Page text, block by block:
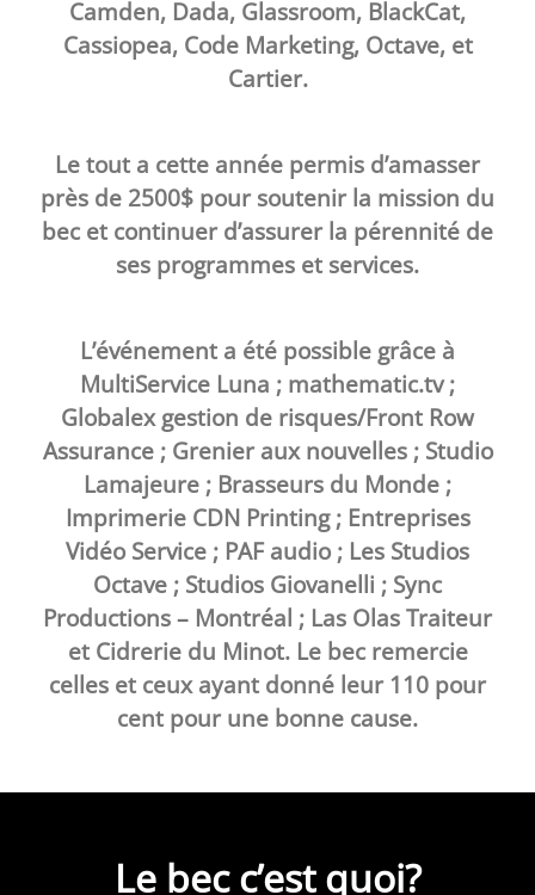
Camden, Dada, Glassroom, BlackCat,
Cassiopea, Code Marketing, Octave, et
Cartier.
Le tout a cette année permis d’amasser
près de 2500$ pour soutenir la mission du
bec et continuer d’assurer la pérennité de
ses programmes et services.
L’événement a été possible grâce à
MultiService Luna ; mathematic.tv ;
Globalex gestion de risques/Front Row
Assurance ; Grenier aux nouvelles ; Studio
Lamajeure ; Brasseurs du Monde ;
Imprimerie CDN Printing ; Entreprises
Vidéo Service ; PAF audio ; Les Studios
Octave ; Studios Giovanelli ; Sync
Productions – Montréal ; Las Olas Traiteur
et Cidrerie du Minot. Le bec remercie
celles et ceux ayant donné leur 110 pour
cent pour une bonne cause.
Le bec c’est quoi?